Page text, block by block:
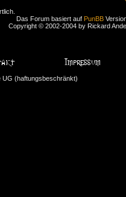
Das Forum basiert auf PunBB
Copyright © 2002-2004 by Rickard
(haftungsbeschränkt)